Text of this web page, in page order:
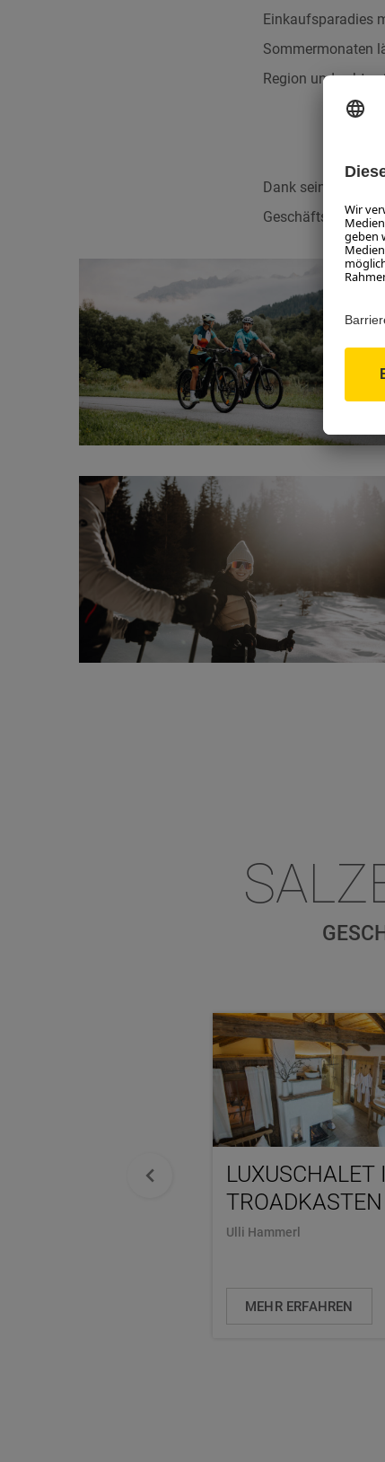
Einkaufsparadies
Sommermonaten
Region und
Dank seiner
LUXUSCHALET
TROADKASTEN
Ulli Hammerl
MEHR ERFAHREN